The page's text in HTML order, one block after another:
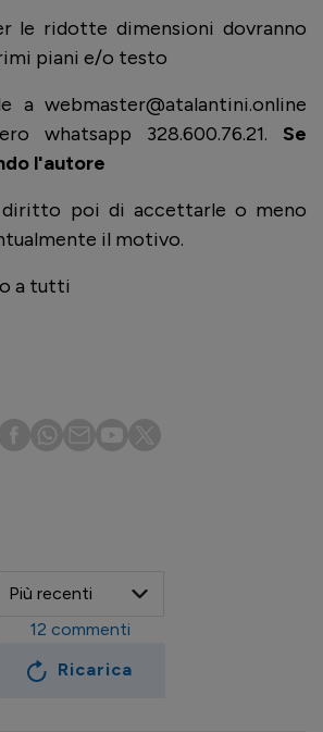
le ridotte dimensioni dovranno
piani e/o testo
a webmaster@atalantini.online
whatsapp 328.600.76.21. Se
l'autore
poi di accettarle o meno
il motivo.
a tutti
Ricarica
12 commenti